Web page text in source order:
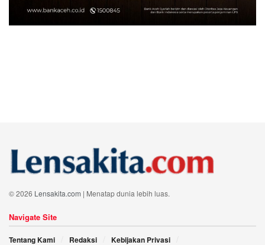
© 2026 Lensakita.com | Menatap dunia lebih luas.
Navigate Site
Tentang Kami Redaksi Kebijakan Privasi